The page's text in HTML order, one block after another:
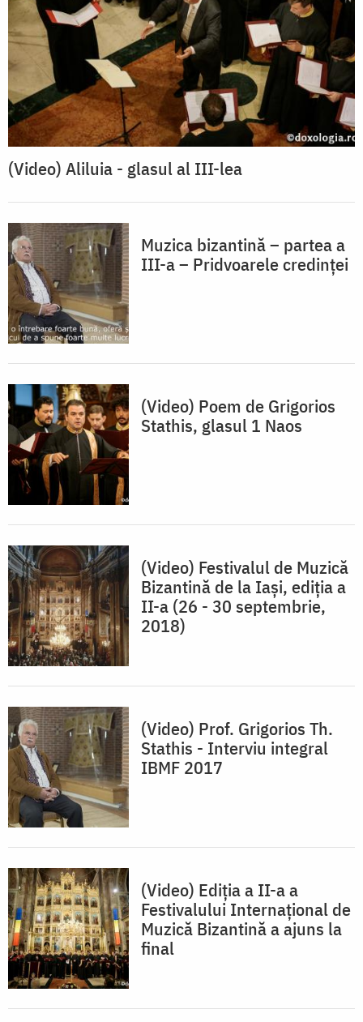
(Video) Aliluia - glasul al III-lea
Muzica bizantină – partea a
III-a – Pridvoarele credinței
(Video) Poem de Grigorios
Stathis, glasul 1 Naos
(Video) Festivalul de Muzică
Bizantină de la Iași, ediția a
II-a (26 - 30 septembrie,
2018)
(Video) Prof. Grigorios Th.
Stathis - Interviu integral
IBMF 2017
(Video) Ediția a II-a a
Festivalului Internațional de
Muzică Bizantină a ajuns la
final